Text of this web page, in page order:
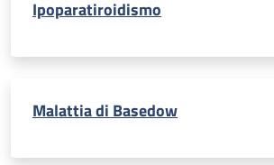
Ipoparatiroidismo
Malattia di Basedow